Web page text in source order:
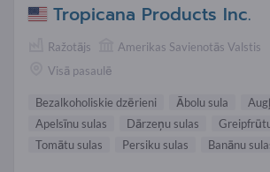
Tropicana Products Inc.
Ražotājs
Amerikas Savienotās Valstis
Visā pasaulē
Bezalkoholiskie dzērieni Ābolu sula
Apelsīnu sulas
Dārzeņu sulas
Tomātu sulas
Persiku sulas Banānu